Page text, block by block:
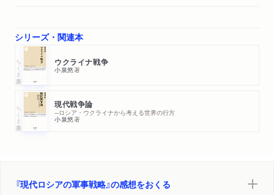
シリーズ・関連本
ちくま新書 ウクライナ戦争
小泉悠著
ちくま新書 現代戦争論
─ロシア・ウクライナから考える世界の行方
小泉悠著
『現代ロシアの軍事戦略』の感想をおくる